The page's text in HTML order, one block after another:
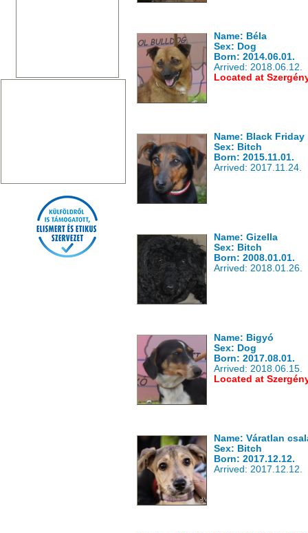
Name: Béla
Sex: Dog
Born: 2014.06.01.
Arrived: 2018.06.12.
Located at
Name: Black Friday
Sex: Bitch
Born: 2015.11.01.
Arrived: 2017.11.24.
Name: Gizella
Sex: Bitch
Born: 2008.01.01.
Arrived: 2018.01.26.
Name: Bigyó
Sex: Dog
Born: 2017.08.01.
Arrived: 2018.06.15.
Located at
Name: Váratlan
Sex: Bitch
Born: 2017.12.12.
Arrived: 2017.12.12.